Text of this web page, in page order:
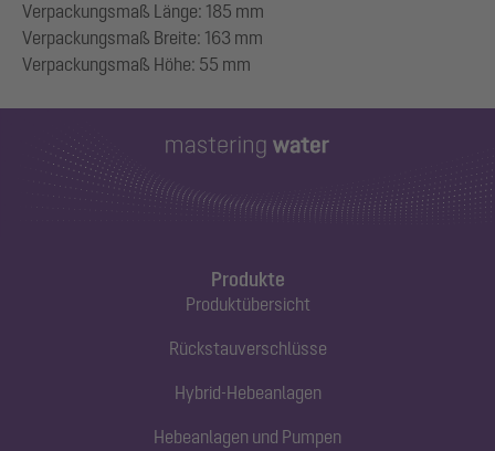
Verpackungsmaß Länge: 185 mm
Verpackungsmaß Breite: 163 mm
Produkte
Produktübersicht
Rückstauverschlüsse
Hybrid-Hebeanlagen
Hebeanlagen und Pumpen